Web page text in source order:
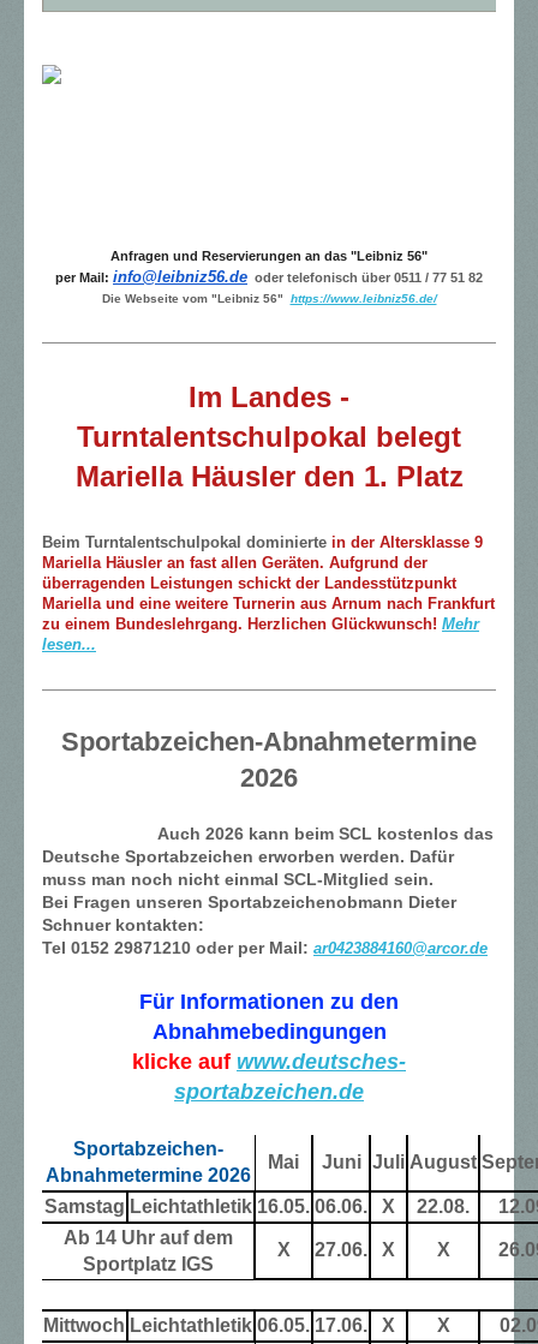
Anfragen und Reservierungen an das "Leibniz 56"
per Mail: info@leibniz56.de oder telefonisch über 0511 / 77 51 82
Die Webseite vom "Leibniz 56" https://www.leibniz56.de/
Im Landes -
Turntalentschulpokal belegt
Mariella Häusler den 1. Platz
Beim Turntalentschulpokal dominierte in der Altersklasse 9
Mariella Häusler an fast allen Geräten. Aufgrund der
überragenden Leistungen schickt der Landesstützpunkt
Mariella und eine weitere Turnerin aus Arnum nach Frankfurt
zu einem Bundeslehrgang. Herzlichen Glückwunsch! Mehr
lesen...
Sportabzeichen-Abnahmetermine
2026
Auch 2026 kann beim SCL kostenlos das
Deutsche Sportabzeichen erworben werden. Dafür
muss man noch nicht einmal SCL-Mitglied sein.
Bei Fragen unseren Sportabzeichenobmann Dieter
Schnuer kontakten:
Tel 0152 29871210 oder per Mail: ar0423884160@arcor.de
Für Informationen zu den
Abnahmebedingungen
klicke auf www.deutsches-
sportabzeichen.de
Sportabzeichen-
Abnahmetermine 2026
Mai Juni Juli August
Samstag Leichtathletik 16.05. 06.06. X 22.08.
Ab 14 Uhr auf dem
Sportplatz IGS
X 27.06. X X
Mittwoch Leichtathletik 06.05. 17.06. X X